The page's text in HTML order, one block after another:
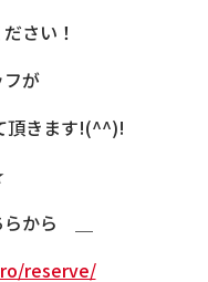
さい！
が
頂きます!(^^)!
から ＿
reserve/